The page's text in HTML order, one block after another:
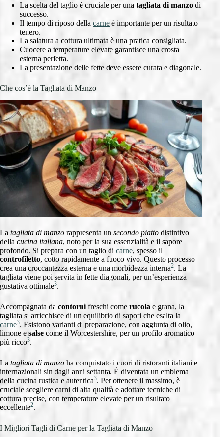
La scelta del taglio è cruciale per una tagliata di manzo di
successo.
Il tempo di riposo della carne è importante per un risultato
tenero.
La salatura a cottura ultimata è una pratica consigliata.
Cuocere a temperature elevate garantisce una crosta
esterna perfetta.
La presentazione delle fette deve essere curata e diagonale.
Che cos’è la Tagliata di Manzo
La tagliata di manzo rappresenta un secondo piatto distintivo
della cucina italiana, noto per la sua essenzialità e il sapore
profondo. Si prepara con un taglio di carne, spesso il
controfiletto, cotto rapidamente a fuoco vivo. Questo processo
crea una croccantezza esterna e una morbidezza interna2. La
tagliata viene poi servita in fette diagonali, per un’esperienza
gustativa ottimale3.
Accompagnata da contorni freschi come rucola e grana, la
tagliata si arricchisce di un equilibrio di sapori che esalta la
carne3. Esistono varianti di preparazione, con aggiunta di olio,
limone e salse come il Worcestershire, per un profilo aromatico
più ricco3.
La tagliata di manzo ha conquistato i cuori di ristoranti italiani e
internazionali sin dagli anni settanta. È diventata un emblema
della cucina rustica e autentica3. Per ottenere il massimo, è
cruciale scegliere carni di alta qualità e adottare tecniche di
cottura precise, con temperature elevate per un risultato
eccellente2.
I Migliori Tagli di Carne per la Tagliata di Manzo